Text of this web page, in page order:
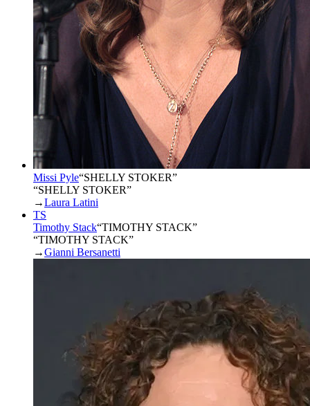
Missi Pyle“SHELLY STOKER”
“SHELLY STOKER”
→Laura Latini
TS
Timothy Stack“TIMOTHY STACK”
“TIMOTHY STACK”
→Gianni Bersanetti